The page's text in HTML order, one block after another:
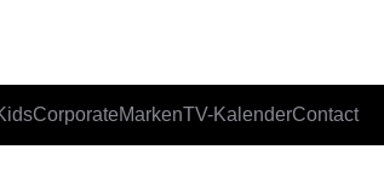
CorporateMarkenTV-KalenderContact